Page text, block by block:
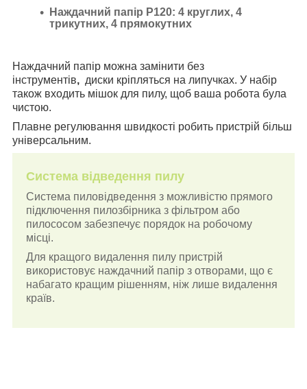
Наждачний папір P120: 4 круглих, 4
трикутних, 4 прямокутних
Наждачний папір можна замінити без
інструментів, диски кріпляться на липучках. У набір
також входить мішок для пилу, щоб ваша робота була
чистою.
Плавне регулювання швидкості робить пристрій більш
універсальним.
Система відведення пилу
Система пиловідведення з можливістю прямого
підключення пилозбірника з фільтром або
пилососом забезпечує порядок на робочому
місці.
Для кращого видалення пилу пристрій
використовує наждачний папір з отворами, що є
набагато кращим рішенням, ніж лише видалення
країв.